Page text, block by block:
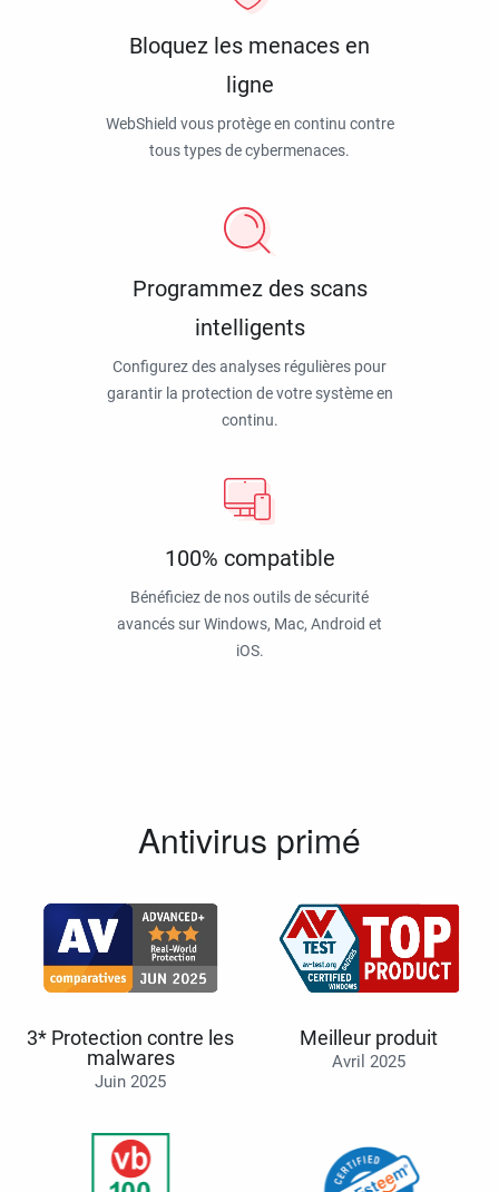
Bloquez les menaces en
ligne
WebShield vous protège en continu contre
tous types de cybermenaces.
Programmez des scans
intelligents
Configurez des analyses régulières pour
garantir la protection de votre système en
continu.
100% compatible
Bénéficiez de nos outils de sécurité
avancés sur Windows, Mac, Android et
iOS.
Antivirus primé
3* Protection contre les
malwares
Juin 2025
Meilleur produit
Avril 2025